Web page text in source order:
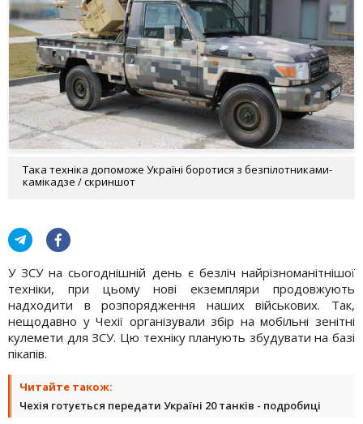
Така техніка допоможе Україні боротися з безпілотниками-
камікадзе / скриншот
У ЗСУ на сьогоднішній день є безліч найрізноманітнішої
техніки, при цьому нові екземпляри продовжують
надходити в розпорядження наших військових. Так,
нещодавно у Чехії організували збір на мобільні зенітні
кулемети для ЗСУ. Цю техніку планують збудувати на базі
пікапів.
Читайте також:
Чехія готується передати Україні 20 танків - подробиці